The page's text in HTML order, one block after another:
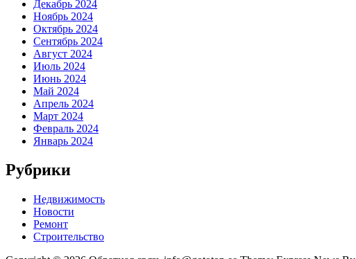
Декабрь 2024
Ноябрь 2024
Октябрь 2024
Сентябрь 2024
Август 2024
Июль 2024
Июнь 2024
Май 2024
Апрель 2024
Март 2024
Февраль 2024
Январь 2024
Рубрики
Недвижимость
Новости
Ремонт
Строительство